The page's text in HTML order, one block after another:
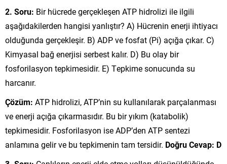
2. Soru: Bir hücrede gerçekleşen ATP hidrolizi ile ilgili
aşağıdakilerden hangisi yanlıştır? A) Hücrenin enerji ihtiyacı
olduğunda gerçekleşir. B) ADP ve fosfat (Pi) açığa çıkar. C)
Kimyasal bağ enerjisi serbest kalır. D) Bu olay bir
fosforilasyon tepkimesidir. E) Tepkime sonucunda su
harcanır.
Çözüm: ATP hidrolizi, ATP’nin su kullanılarak parçalanması
ve enerji açığa çıkarmasıdır. Bu bir yıkım (katabolik)
tepkimesidir. Fosforilasyon ise ADP’den ATP sentezi
anlamına gelir ve bu tepkimenin tam tersidir. Doğru Cevap: D